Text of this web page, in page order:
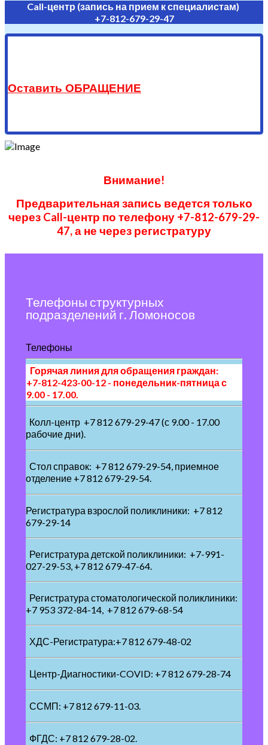
Call-центр (запись на прием к специалистам)
+7-812-679-29-47
Оставить ОБРАЩЕНИЕ
Внимание!
Предварительная запись ведется только
через Call-центр по телефону +7-812-679-29-
47, а не через регистратуру
Телефоны структурных
подразделений г. Ломоносов
Телефоны
Горячая линия для обращения граждан:
+7-812-423-00-12 - понедельник-пятница с
9.00 - 17.00.
Колл-центр +7 812 679-29-47 (с 9.00 - 17.00
рабочие дни).
Стол справок: +7 812 679-29-54, приемное
отделение +7 812 679-29-54.
Регистратура взрослой поликлиники: +7 812
679-29-14
Регистратура детской поликлиники: +7-991-
027-29-53, +7 812 679-47-64.
Регистратура стоматологической поликлиники:
+7 953 372-84-14, +7 812 679-68-54
ХДС-Регистратура:+7 812 679-48-02
Центр-Диагностики-COVID: +7 812 679-28-74
ССМП: +7 812 679-11-03.
ФГДС: +7 812 679-28-02.